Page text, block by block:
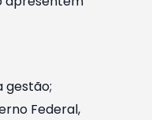
gestão;
Federal,